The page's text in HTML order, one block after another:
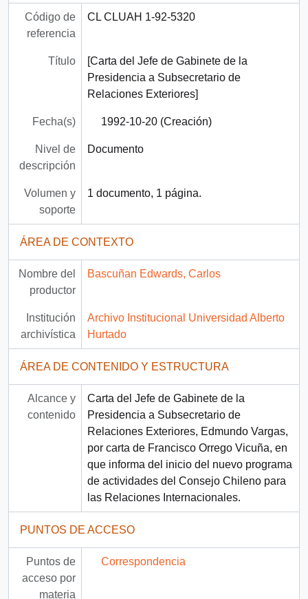
Código de
referencia
CL CLUAH 1-92-5320
Título
[Carta del Jefe de Gabinete de la
Presidencia a Subsecretario de
Relaciones Exteriores]
Fecha(s) 1992-10-20 (Creación)
Nivel de
descripción
Documento
Volumen y
soporte
1 documento, 1 página.
ÁREA DE CONTEXTO
Nombre del
productor
Bascuñan Edwards, Carlos
Institución
archivística
Archivo Institucional Universidad Alberto
Hurtado
ÁREA DE CONTENIDO Y ESTRUCTURA
Alcance y
contenido
Carta del Jefe de Gabinete de la
Presidencia a Subsecretario de
Relaciones Exteriores, Edmundo Vargas,
por carta de Francisco Orrego Vicuña, en
que informa del inicio del nuevo programa
de actividades del Consejo Chileno para
las Relaciones Internacionales.
PUNTOS DE ACCESO
Puntos de
acceso por
materia
Correspondencia